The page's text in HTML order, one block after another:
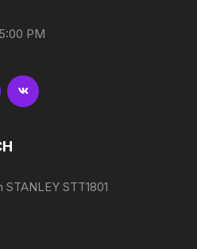
PM
STT1801